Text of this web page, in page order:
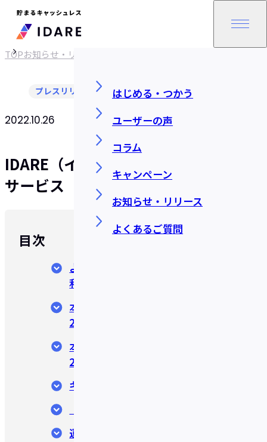
はじめる・つかう
ユーザーの声
コラム
キャンペーン
お知らせ・リリース
よくあるご質問
TOPお知らせ・リリース
2022.10.26
プレスリリース
IDARE（イデア）カード、本人認証
サービス（3Dセキュア2.0）に対応
目次
より多くのお店で、より安全にご
利用可能に。
本人認証サービス（3Dセキュア
2.0）とは？
本人認証サービス（3Dセキュア
2.0）の導入背景について
キャンペーン開催のお知らせ
運営会社について